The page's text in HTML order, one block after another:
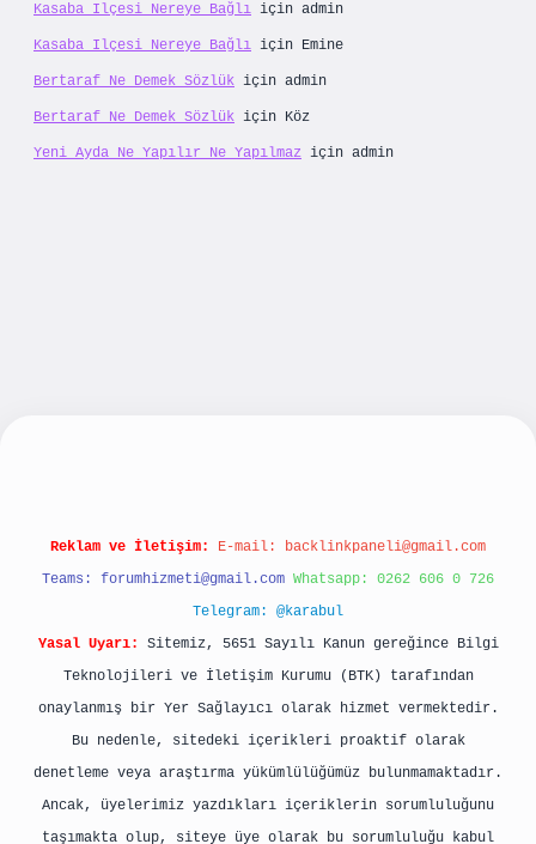
Kasaba Ilçesi Nereye Bağlı için admin
Kasaba Ilçesi Nereye Bağlı için Emine
Bertaraf Ne Demek Sözlük için admin
Bertaraf Ne Demek Sözlük için Köz
Yeni Ayda Ne Yapılır Ne Yapılmaz için admin
Reklam ve İletişim: E-mail: backlinkpaneli@gmail.com
Teams: forumhizmeti@gmail.com Whatsapp: 0262 606 0 726
Telegram: @karabul
Yasal Uyarı:
Sitemiz, 5651 Sayılı Kanun gereğince Bilgi
Teknolojileri ve İletişim Kurumu (BTK) tarafından
onaylanmış bir Yer Sağlayıcı olarak hizmet vermektedir.
Bu nedenle, sitedeki içerikleri proaktif olarak
denetleme veya araştırma yükümlülüğümüz bulunmamaktadır.
Ancak, üyelerimiz yazdıkları içeriklerin sorumluluğunu
taşımakta olup, siteye üye olarak bu sorumluluğu kabul